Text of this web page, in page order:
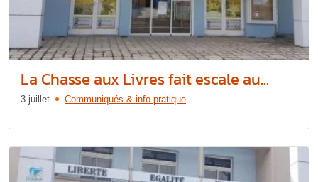
La Chasse aux Livres fait escale au...
3 juillet Communiqués & info pratique